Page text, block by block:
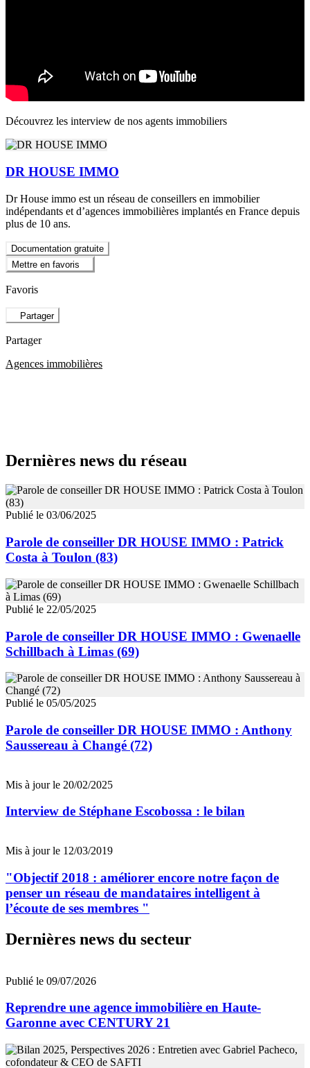
Découvrez les interview de nos agents immobiliers
DR HOUSE IMMO
Dr House immo est un réseau de conseillers en immobilier
indépendants et d’agences immobilières implantés en France depuis
plus de 10 ans.
Documentation gratuite
Mettre en favoris
Favoris
Partager
Partager
Agences immobilières
Dernières news du réseau
Publié le 03/06/2025
Parole de conseiller DR HOUSE IMMO : Patrick
Costa à Toulon (83)
Publié le 22/05/2025
Parole de conseiller DR HOUSE IMMO : Gwenaelle
Schillbach à Limas (69)
Publié le 05/05/2025
Parole de conseiller DR HOUSE IMMO : Anthony
Saussereau à Changé (72)
Mis à jour le 20/02/2025
Interview de Stéphane Escobossa : le bilan
Mis à jour le 12/03/2019
"Objectif 2018 : améliorer encore notre façon de
penser un réseau de mandataires intelligent à
l’écoute de ses membres "
Dernières news du secteur
Publié le 09/07/2026
Reprendre une agence immobilière en Haute-
Garonne avec CENTURY 21